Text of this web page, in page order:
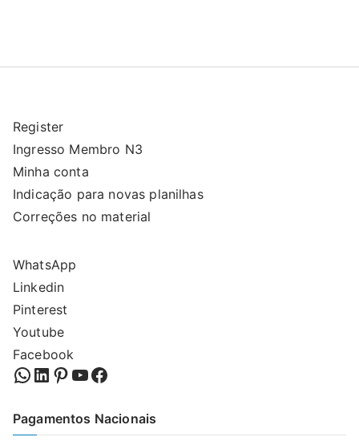
Register
Ingresso Membro N3
Minha conta
Indicação para novas planilhas
Correções no material
WhatsApp
Linkedin
Pinterest
Youtube
Facebook
WhatsApp
LinkedIn
Pinterest
YouTube
Facebook
Pagamentos Nacionais